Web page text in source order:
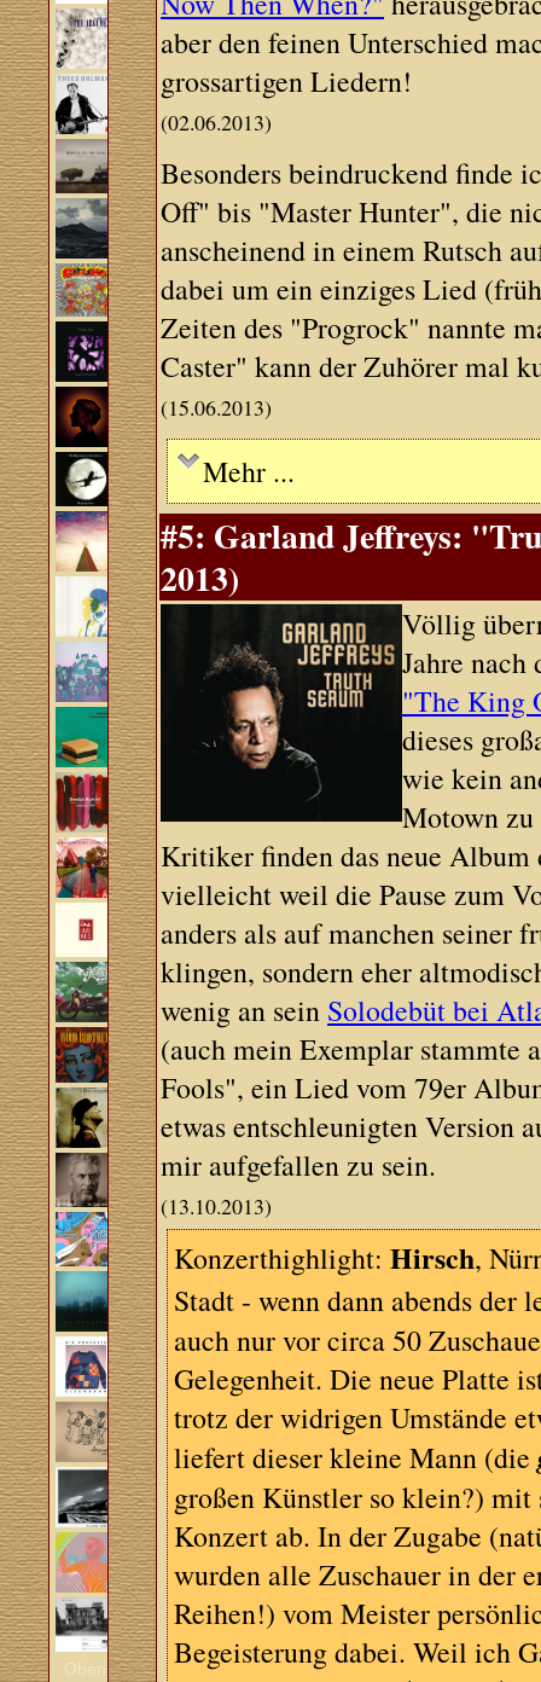
Oben
aber den feinen Unterschied
grossartigen Liedern!
(02.06.2013)
Besonders beindruckend finde
Off" bis "Master Hunter", die
anscheinend in einem Rutsch
dabei um ein einziges Lied
Zeiten des "Progrock" nannte
Caster" kann der Zuhörer mal
(15.06.2013)
Mehr ...
#5: Garland Jeffreys:
2013)
Völlig
Jahre
"The King
dieses
wie kein
Motown
Kritiker finden das neue
vielleicht weil die Pause zum
anders als auf manchen seiner
klingen, sondern eher
wenig an sein Solodebüt bei
(auch mein Exemplar stammte
Fools", ein Lied vom 79er
etwas entschleunigten Version
mir aufgefallen zu sein.
(13.10.2013)
Konzerthighlight:Hirsch,
Stadt - wenn dann abends der
auch nur vor circa 50
Gelegenheit. Die neue Platte
trotz der widrigen Umstände
liefert dieser kleine Mann (die
großen Künstler so klein?) mit
Konzert ab. In der Zugabe
wurden alle Zuschauer in der
Reihen!) vom Meister
Begeisterung dabei. Weil ich